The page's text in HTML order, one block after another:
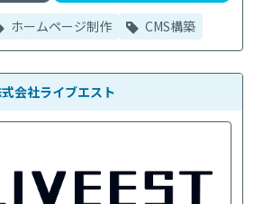
ホームページ制作 CMS構築
会社ライブエスト